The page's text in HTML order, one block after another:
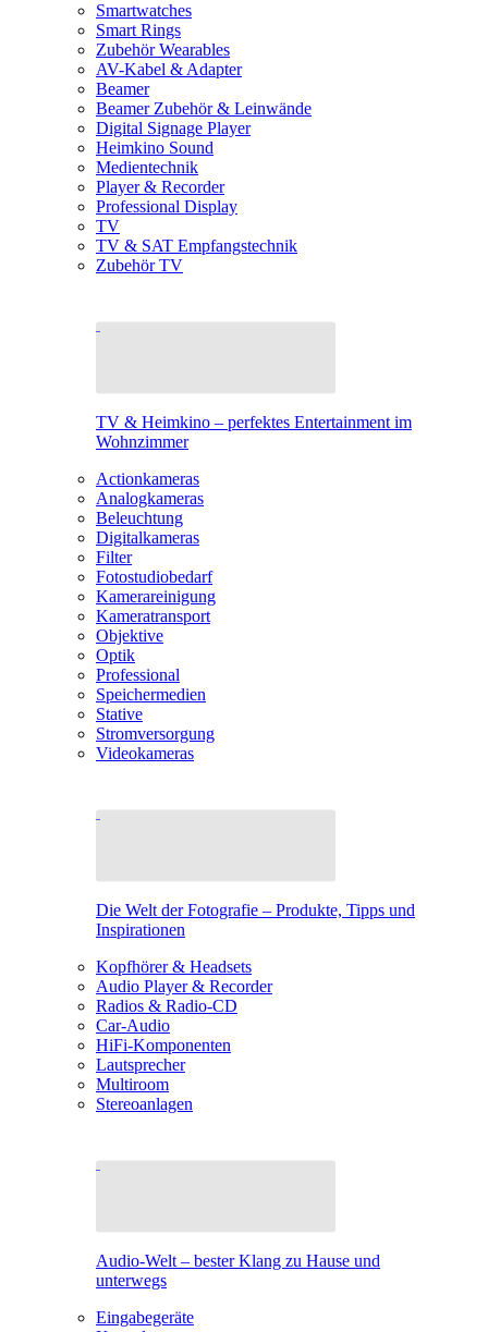
Smartwatches
Smart Rings
Zubehör Wearables
AV-Kabel & Adapter
Beamer
Beamer Zubehör & Leinwände
Digital Signage Player
Heimkino Sound
Medientechnik
Player & Recorder
Professional Display
TV
TV & SAT Empfangstechnik
Zubehör TV
TV & Heimkino – perfektes Entertainment im
Wohnzimmer
Actionkameras
Analogkameras
Beleuchtung
Digitalkameras
Filter
Fotostudiobedarf
Kamerareinigung
Kameratransport
Objektive
Optik
Professional
Speichermedien
Stative
Stromversorgung
Videokameras
Die Welt der Fotografie – Produkte, Tipps und
Inspirationen
Kopfhörer & Headsets
Audio Player & Recorder
Radios & Radio-CD
Car-Audio
HiFi-Komponenten
Lautsprecher
Multiroom
Stereoanlagen
Audio-Welt – bester Klang zu Hause und
unterwegs
Eingabegeräte